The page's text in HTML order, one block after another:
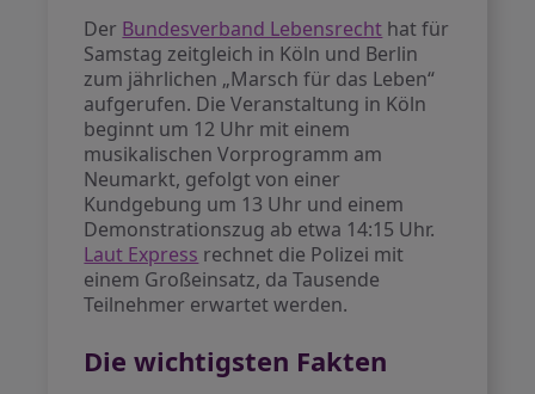
Der Bundesverband Lebensrecht hat für
Samstag zeitgleich in Köln und Berlin
zum jährlichen „Marsch für das Leben“
aufgerufen. Die Veranstaltung in Köln
beginnt um 12 Uhr mit einem
musikalischen Vorprogramm am
Neumarkt, gefolgt von einer
Kundgebung um 13 Uhr und einem
Demonstrationszug ab etwa 14:15 Uhr.
Laut Express rechnet die Polizei mit
einem Großeinsatz, da Tausende
Teilnehmer erwartet werden.
Die wichtigsten Fakten